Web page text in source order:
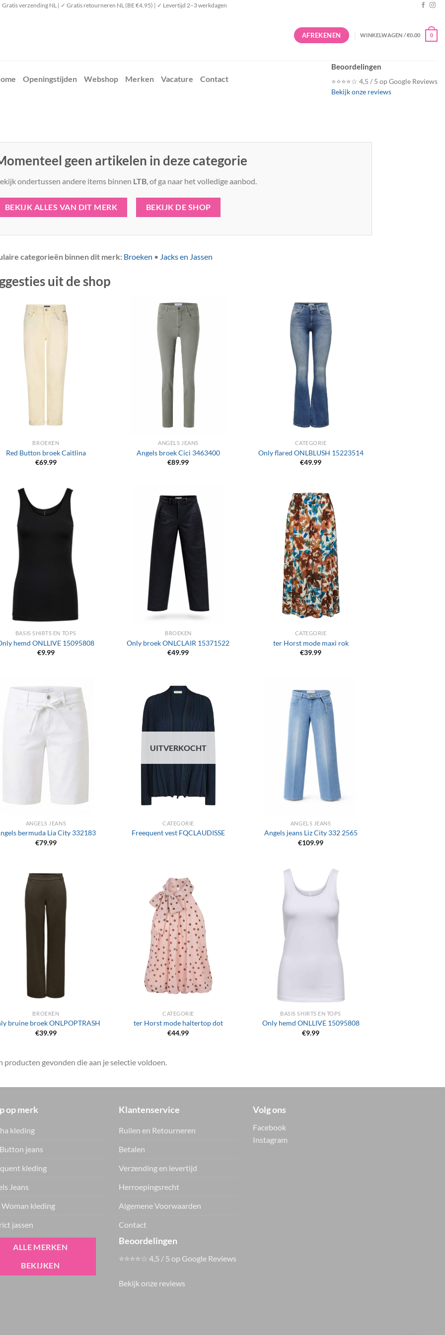
verzending NL | ✓ Gratis retourneren NL (BE €4,95) | ✓ Levertijd 2–3 werkdagen
AFREKENEN WINKELWAGEN /€0.00 0
Openingstijden Webshop Merken Vacature Contact
Beoordelingen
⭐⭐⭐⭐☆ 4,5 / 5 op Google Reviews
Bekijk onze reviews
geen artikelen in deze categorie
ondertussen andere items binnen LTB, of ga naar het volledige aanbod.
BEKIJK ALLES VAN DIT MERK BEKIJK DE SHOP
categorieën binnen dit merk: Broeken • Jacks en Jassen
uit de shop
BROEKEN
Red Button broek Caitlina
€69.99
ANGELS JEANS
Angels broek Cici 3463400
€89.99
CATEGORIE
Only flared ONLBLUSH 15223514
€49.99
BASIS SHIRTS EN TOPS
hemd ONLLIVE 15095808
€9.99
BROEKEN
Only broek ONLCLAIR 15371522
€49.99
CATEGORIE
ter Horst mode maxi rok
€39.99
ANGELS JEANS
bermuda Lia City 332183
€79.99
UITVERKOCHT
CATEGORIE
Freequent vest FQCLAUDISSE
ANGELS JEANS
Angels jeans Liz City 332 2565
€109.99
BROEKEN
bruine broek ONLPOPTRASH
€39.99
CATEGORIE
ter Horst mode haltertop dot
€44.99
BASIS SHIRTS EN TOPS
Only hemd ONLLIVE 15095808
€9.99
producten gevonden die aan je selectie voldoen.
op merk
kleding
jeans
kleding
Jeans
kleding
jassen
ALLE MERKEN
BEKIJKEN
Klantenservice
Ruilen en Retourneren
Betalen
Verzending en levertijd
Herroepingsrecht
Algemene Voorwaarden
Contact
Beoordelingen
⭐⭐⭐⭐☆ 4,5 / 5 op Google Reviews
Bekijk onze reviews
Volg ons
Facebook
Instagram